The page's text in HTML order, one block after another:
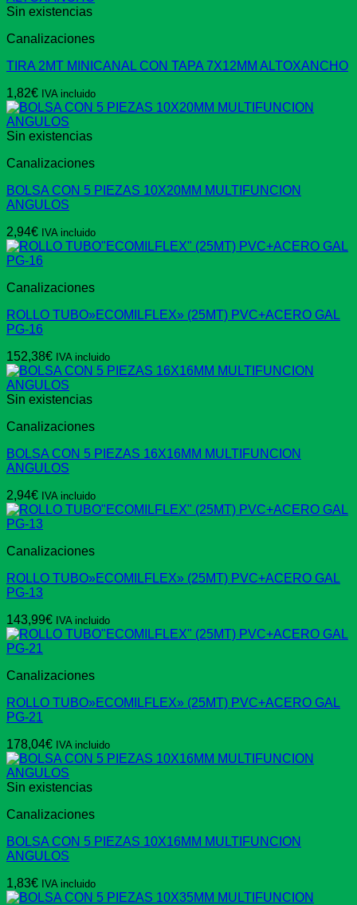
Sin existencias
Canalizaciones
TIRA 2MT MINICANAL CON TAPA 7X12MM ALTOXANCHO
1,82€ IVA incluido
Sin existencias
Canalizaciones
BOLSA CON 5 PIEZAS 10X20MM MULTIFUNCION
ANGULOS
2,94€ IVA incluido
Canalizaciones
ROLLO TUBO»ECOMILFLEX» (25MT) PVC+ACERO GAL
PG-16
152,38€ IVA incluido
Sin existencias
Canalizaciones
BOLSA CON 5 PIEZAS 16X16MM MULTIFUNCION
ANGULOS
2,94€ IVA incluido
Canalizaciones
ROLLO TUBO»ECOMILFLEX» (25MT) PVC+ACERO GAL
PG-13
143,99€ IVA incluido
Canalizaciones
ROLLO TUBO»ECOMILFLEX» (25MT) PVC+ACERO GAL
PG-21
178,04€ IVA incluido
Sin existencias
Canalizaciones
BOLSA CON 5 PIEZAS 10X16MM MULTIFUNCION
ANGULOS
1,83€ IVA incluido